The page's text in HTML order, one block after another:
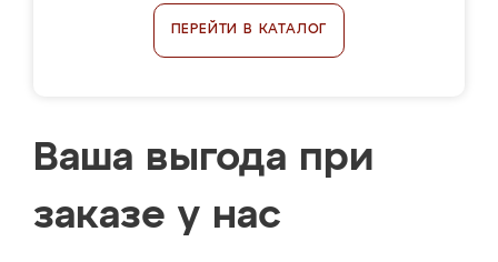
ПЕРЕЙТИ В КАТАЛОГ
Ваша выгода при
заказе у нас